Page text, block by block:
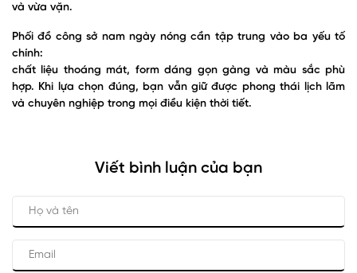
và vừa vặn.
Phối đồ công sở nam ngày nóng cần tập trung vào ba yếu tố
chính:
chất liệu thoáng mát, form dáng gọn gàng và màu sắc phù
hợp. Khi lựa chọn đúng, bạn vẫn giữ được phong thái lịch lãm
và chuyên nghiệp trong mọi điều kiện thời tiết.
Viết bình luận của bạn